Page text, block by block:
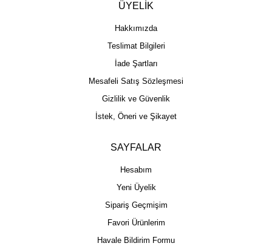
ÜYELİK
Hakkımızda
Teslimat Bilgileri
İade Şartları
Mesafeli Satış Sözleşmesi
Gizlilik ve Güvenlik
İstek, Öneri ve Şikayet
SAYFALAR
Hesabım
Yeni Üyelik
Sipariş Geçmişim
Favori Ürünlerim
Havale Bildirim Formu